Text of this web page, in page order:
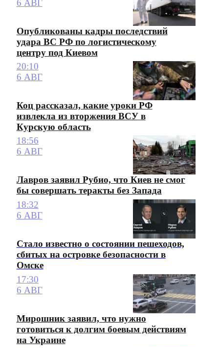
6 АВГ
Опубликованы кадры последствий
удара ВС РФ по логистическому
центру под Киевом
20:10
6 АВГ
Коц рассказал, какие уроки РФ
извлекла из вторжения ВСУ в
Курскую область
18:56
6 АВГ
Лавров заявил Рубио, что Киев не смог
бы совершать теракты без Запада
18:32
6 АВГ
Стало известно о состоянии пешеходов,
сбитых на островке безопасности в
Омске
17:30
6 АВГ
Мирошник заявил, что нужно
готовиться к долгим боевым действиям
на Украине